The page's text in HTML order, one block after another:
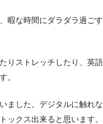
暇な時間にダラダラ過ごす
りストレッチしたり、英語
。
ました。デジタルに触れな
ックス出来ると思います。